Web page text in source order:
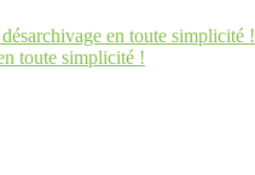
en toute simplicité !
toute simplicité !